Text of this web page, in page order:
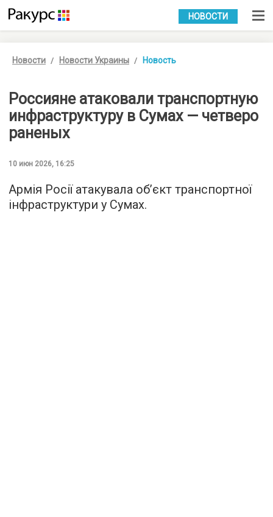
УКР РУС
НОВОСТИ
Новости Новости Украины Новость
Россияне атаковали транспортную
инфраструктуру в Сумах — четверо
раненых
10 июн 2026, 16:25
Армія Росії атакувала обʼєкт транспортної
інфраструктури у Сумах.